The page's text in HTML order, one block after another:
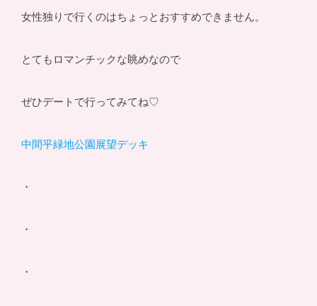
女性独りで行くのはちょっとおすすめできません。
とてもロマンチックな眺めなので
ぜひデートで行ってみてね♡
中間平緑地公園展望デッキ
・
・
・